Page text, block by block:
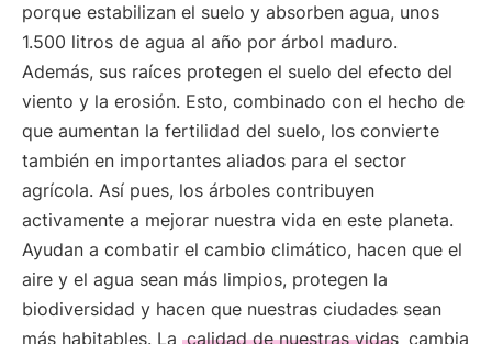
porque estabilizan el suelo y absorben agua, unos
1.500 litros de agua al año por árbol maduro.
Además, sus raíces protegen el suelo del efecto del
viento y la erosión. Esto, combinado con el hecho de
que aumentan la fertilidad del suelo, los convierte
también en importantes aliados para el sector
agrícola. Así pues, los árboles contribuyen
activamente a mejorar nuestra vida en este planeta.
Ayudan a combatir el cambio climático, hacen que el
aire y el agua sean más limpios, protegen la
biodiversidad y hacen que nuestras ciudades sean
más habitables. La calidad de nuestras vidas cambia